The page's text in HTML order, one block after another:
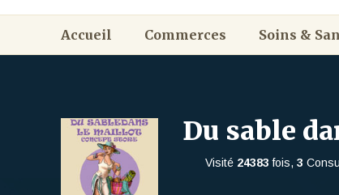
Accueil Commerces Soins &
Du sable
Visité 24383 fois, 3